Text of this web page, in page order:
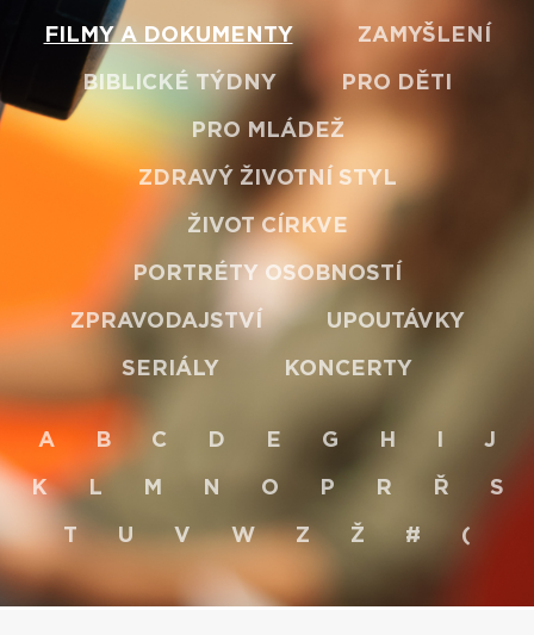
FILMY A DOKUMENTY ZAMYŠLENÍ
BIBLICKÉ TÝDNY PRO DĚTI
PRO MLÁDEŽ
ZDRAVÝ ŽIVOTNÍ STYL
ŽIVOT CÍRKVE
PORTRÉTY OSOBNOSTÍ
ZPRAVODAJSTVÍ UPOUTÁVKY
SERIÁLY KONCERTY
A B C D E G H J
K L M N O P R Ř S
T U V W Z Ž # (